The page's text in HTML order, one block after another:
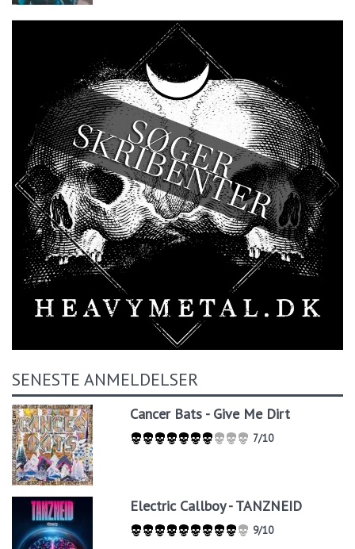
SENESTE ANMELDELSER
Cancer Bats - Give Me Dirt
7/10
Electric Callboy - TANZNEID
9/10